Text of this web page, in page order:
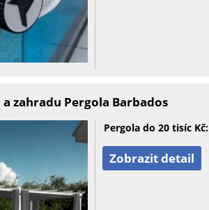
zahradu Pergola Barbados
Pergola do 20 tisíc Kč:
Zobrazit detail